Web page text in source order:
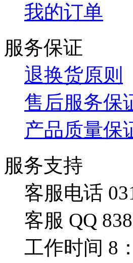
我的订单
服务保证
退换货原则
售后服务保
产品质量保
服务支持
客服电话
客服 QQ
工作时间 8